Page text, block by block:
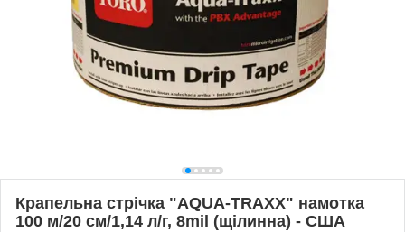
Крапельна стрічка "AQUA-TRAXX" намотка
100 м/20 см/1,14 л/г, 8mil (щілинна) - США